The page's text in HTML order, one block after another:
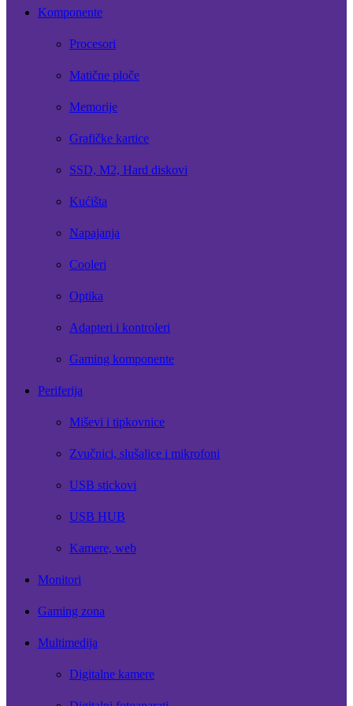
Komponente
Procesori
Matične ploče
Memorije
Grafičke kartice
SSD, M2, Hard diskovi
Kućišta
Napajanja
Cooleri
Optika
Adapteri i kontroleri
Gaming komponente
Periferija
Miševi i tipkovnice
Zvučnici, slušalice i mikrofoni
USB stickovi
USB HUB
Kamere, web
Monitori
Gaming zona
Multimedija
Digitalne kamere